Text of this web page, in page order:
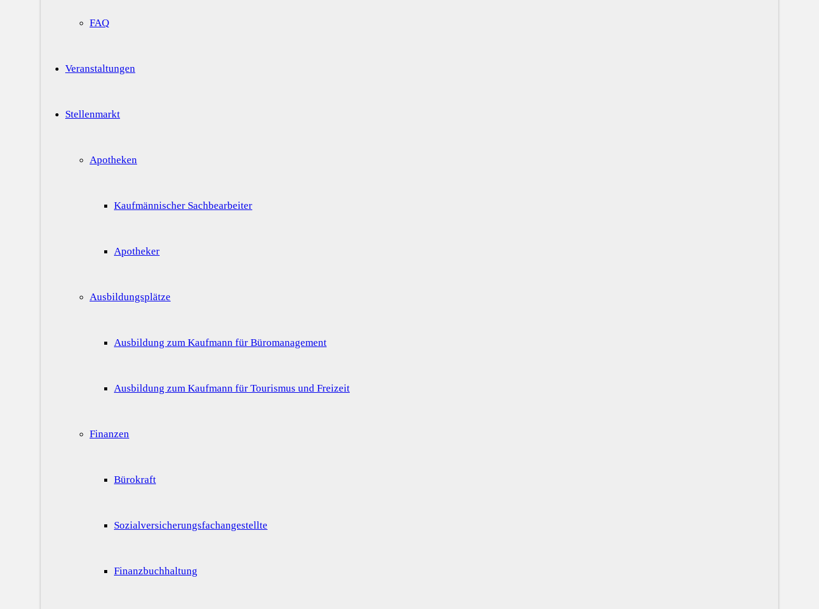
FAQ
Veranstaltungen
Stellenmarkt
Apotheken
Kaufmännischer Sachbearbeiter
Apotheker
Ausbildungsplätze
Ausbildung zum Kaufmann für Büromanagement
Ausbildung zum Kaufmann für Tourismus und Freizeit
Finanzen
Bürokraft
Sozialversicherungsfachangestellte
Finanzbuchhaltung